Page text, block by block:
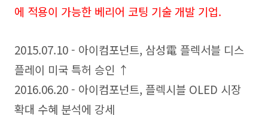
에 적용이 가능한 베리어 코팅 기술 개발 기업.
2015.07.10 - 아이컴포넌트, 삼성電 플렉서블 디스
플레이 미국 특허 승인 ↑
2016.06.20 - 아이컴포넌트, 플렉시블 OLED 시장
확대 수혜 분석에 강세